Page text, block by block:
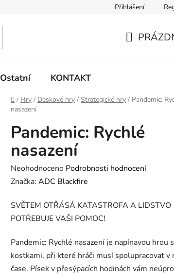
Přihlášení
Ostatní KONTAKT
Domů
/ Hry / Deskové hry / Strategické hry / Pandemic:
nasazení
Pandemic: Rychlé
nasazení
Průměrné
hodnocení
je
0,0
5
hvězdiček.
Neohodnoceno Podrobnosti hodnocení
Značka: ADC Blackfire
SVĚTEM OTŘÁSÁ KATASTROFA A LIDSTVO
POTŘEBUJE VAŠI POMOC!
Pandemic: Rychlé nasazení je napínavou hrou s
kostkami, při které hráči musí spolupracovat v
čase. Písek v přesýpacích hodinách vám